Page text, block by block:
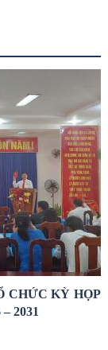
CHỨC KỲ HỌP
2031